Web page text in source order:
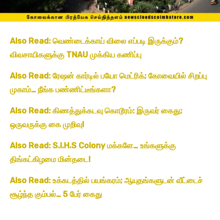
Also Read: வெண்டைக்காய் விலை எப்படி இருக்கும்?
விவசாயிகளுக்கு TNAU முக்கிய கணிப்பு
Also Read: ரேஷன் கார்டில் பயோ மெட்ரிக்; கோவையில் சிறப்பு
முகாம்… நீங்க பண்ணிட்டீங்களா?
Also Read: கிணத்துக்கடவு கொடூரம்: இருவர் கைது;
ஒருவருக்கு கை முறிவு!
Also Read: S.I.H.S Colony மக்களே… உங்களுக்கு
திங்கட்கிழமை மின்தடை!
Also Read: உக்கடத்தில் பயங்கரம்; ஆயுதங்களுடன் வீட்டைச்
சூழ்ந்த கும்பல்… 5 பேர் கைது